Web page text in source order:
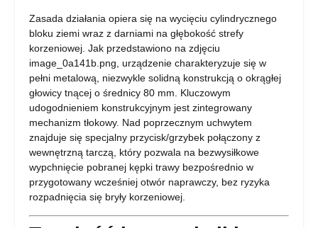
Zasada działania opiera się na wycięciu cylindrycznego
bloku ziemi wraz z darniami na głębokość strefy
korzeniowej. Jak przedstawiono na zdjęciu
image_0a141b.png, urządzenie charakteryzuje się w
pełni metalową, niezwykle solidną konstrukcją o okrągłej
głowicy tnącej o średnicy 80 mm. Kluczowym
udogodnieniem konstrukcyjnym jest zintegrowany
mechanizm tłokowy. Nad poprzecznym uchwytem
znajduje się specjalny przycisk/grzybek połączony z
wewnętrzną tarczą, który pozwala na bezwysiłkowe
wypchnięcie pobranej kępki trawy bezpośrednio w
przygotowany wcześniej otwór naprawczy, bez ryzyka
rozpadnięcia się bryły korzeniowej.